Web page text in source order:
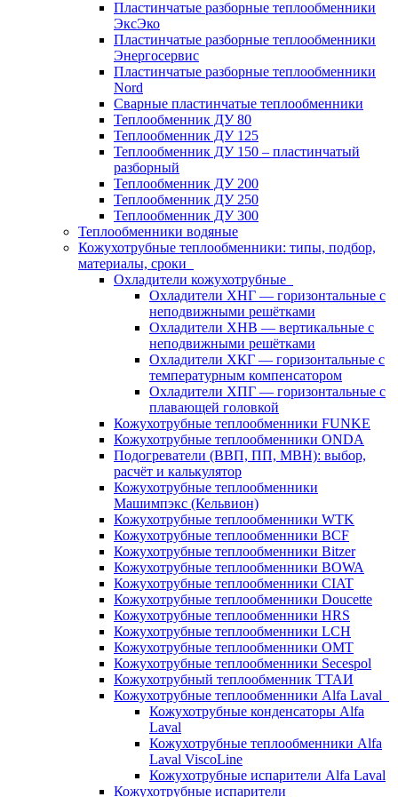
Пластинчатые разборные теплообменники
ЭксЭко
Пластинчатые разборные теплообменники
Энергосервис
Пластинчатые разборные теплообменники
Nord
Сварные пластинчатые теплообменники
Теплообменник ДУ 80
Теплообменник ДУ 125
Теплообменник ДУ 150 – пластинчатый
разборный
Теплообменник ДУ 200
Теплообменник ДУ 250
Теплообменник ДУ 300
Теплообменники водяные
Кожухотрубные теплообменники: типы, подбор,
материалы, сроки
Охладители кожухотрубные
Охладители ХНГ — горизонтальные с
неподвижными решётками
Охладители ХНВ — вертикальные с
неподвижными решётками
Охладители ХКГ — горизонтальные с
температурным компенсатором
Охладители ХПГ — горизонтальные с
плавающей головкой
Кожухотрубные теплообменники FUNKE
Кожухотрубные теплообменники ONDA
Подогреватели (ВВП, ПП, МВН): выбор,
расчёт и калькулятор
Кожухотрубные теплообменники
Машимпэкс (Кельвион)
Кожухотрубные теплообменники WTK
Кожухотрубные теплообменники BCF
Кожухотрубные теплообменники Bitzer
Кожухотрубные теплообменники BOWA
Кожухотрубные теплообменники CIAT
Кожухотрубные теплообменники Doucette
Кожухотрубные теплообменники HRS
Кожухотрубные теплообменники LCH
Кожухотрубные теплообменники OMT
Кожухотрубные теплообменники Secespol
Кожухотрубный теплообменник ТТАИ
Кожухотрубные теплообменники Alfa Laval
Кожухотрубные конденсаторы Alfa
Laval
Кожухотрубные теплообменники Alfa
Laval ViscoLine
Кожухотрубные испарители Alfa Laval
Кожухотрубные испарители